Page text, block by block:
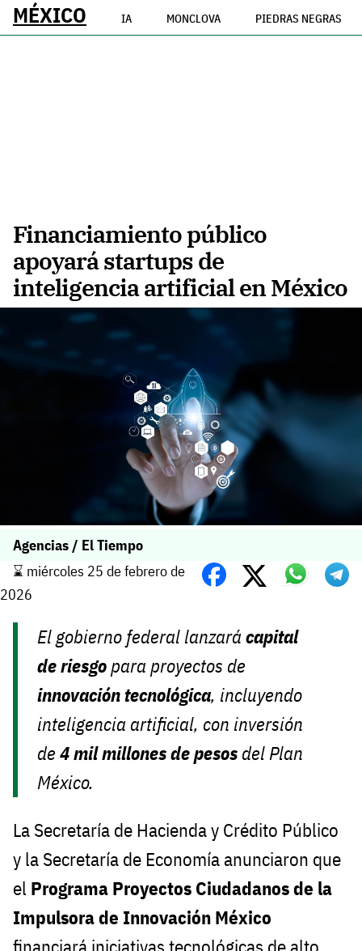
MÉXICO IA MONCLOVA PIEDRAS NEGRAS
Financiamiento público
apoyará startups de
inteligencia artificial en México
Agencias / El Tiempo
⌛️ miércoles 25 de febrero de
2026
El gobierno federal lanzarácapital
de riesgopara proyectos de
innovación tecnológica, incluyendo
inteligencia artificial, con inversión
de4 mil millones de pesos del Plan
México.
La Secretaría de Hacienda y Crédito Público
y la Secretaría de Economía anunciaron que
el Programa Proyectos Ciudadanos de la
Impulsora de Innovación México